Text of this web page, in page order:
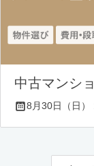
中古マンシ
8月30日（日）